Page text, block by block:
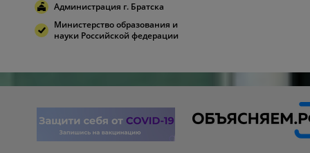
Администрация г. Братска
Министерство образования и
науки Российской федерации